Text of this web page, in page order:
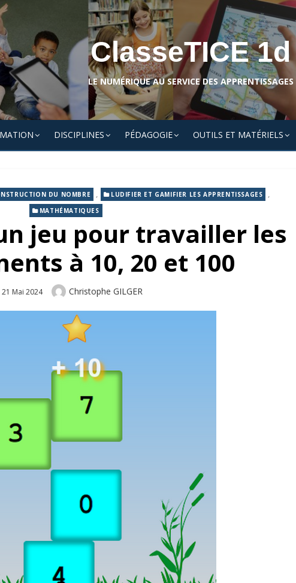
ClasseTICE 1d
LE NUMÉRIQUE AU SERVICE DES APPRENTISSAGES
DISCIPLINES PÉDAGOGIE OUTILS ET MATÉRIELS
DU NOMBRE , LUDIFIER ET GAMIFIER LES APPRENTISSAGES ,
MATHÉMATIQUES
jeu pour travailler les
à 10, 20 et 100
Posted
21 Mai 2024 Author
Christophe GILGER